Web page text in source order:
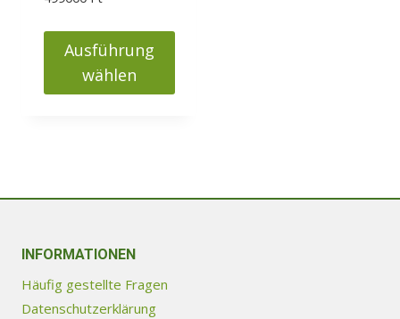
bis
499000 Ft
Ausführung
wählen
Varianten
Die
können
INFORMATIONEN
Häufig gestellte Fragen
Datenschutzerklärung